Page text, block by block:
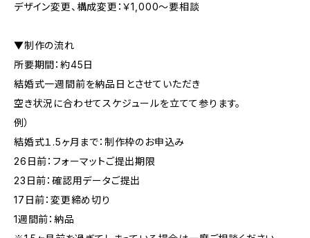
デザイン変更、構成変更：￥1,000～要相談
▼制作の流れ
所要期間：約45日
結婚式一週間前を納品日とさせていただき
空き状況に合わせてスケジュールを立てて参ります。
例）
結婚式１.5ヶ月まで：制作枠のお申込み
26日前：フォーマットご提出期限
23日前：確認用データご提出
17日前：変更締め切り
1週間前：納品